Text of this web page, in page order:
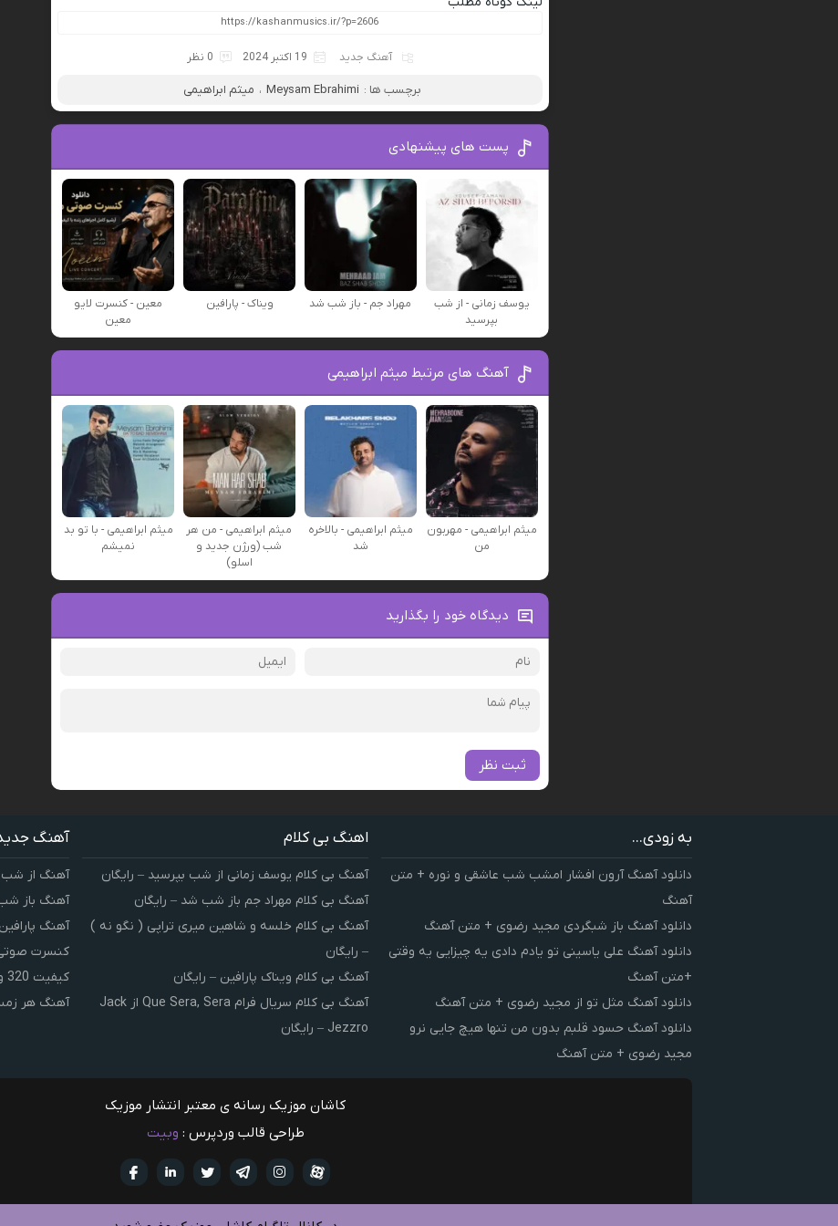
آهنگ جدید 19 اکتبر 2024 0 نظر
برچسب ها : Meysam Ebrahimi ، میثم ابراهیمی
پست های پیشنهادی
یوسف زمانی - از شب
بپرسید
مهراد جم - باز شب شد ویناک - پارافین
معین - کنسرت لایو
معین
آهنگ های مرتبط میثم ابراهیمی
میثم ابراهیمی - مهربون
من
میثم ابراهیمی - بالاخره
شد
میثم ابراهیمی - من هر
شب (ورژن جدید و
اسلو)
میثم ابراهیمی - با تو بد
نمیشم
دیدگاه خود را بگذارید
ثبت نظر
به زودی...
دانلود آهنگ آرون افشار امشب شب عاشقی و نوره + متن
آهنگ
دانلود آهنگ باز شبگردی مجید رضوی + متن آهنگ
دانلود آهنگ علی یاسینی تو یادم دادی یه چیزایی یه وقتی
+متن آهنگ
دانلود آهنگ مثل تو از مجید رضوی + متن آهنگ
دانلود آهنگ حسود قلبم بدون من تنها هیچ جایی نرو
مجید رضوی + متن آهنگ
اهنگ بی کلام
آهنگ بی کلام یوسف زمانی از شب بپرسید – رایگان
آهنگ بی کلام مهراد جم باز شب شد – رایگان
آهنگ بی کلام خلسه و شاهین میری تراپی ( نگو نه )
– رایگان
آهنگ بی کلام ویناک پارافین – رایگان
آهنگ بی کلام سریال فرام Que Sera, Sera از Jack
Jezzro – رایگان
آهنگ
آهنگ از شب
آهنگ باز
آهنگ
کنسرت صوتی
کیفیت 320 و 128
آهنگ هر
کاشان موزیک رسانه ی معتبر انتشار موزیک
طراحی قالب وردپرس : وبیت
تويتر تلگرام
اینستاگرام آپارات